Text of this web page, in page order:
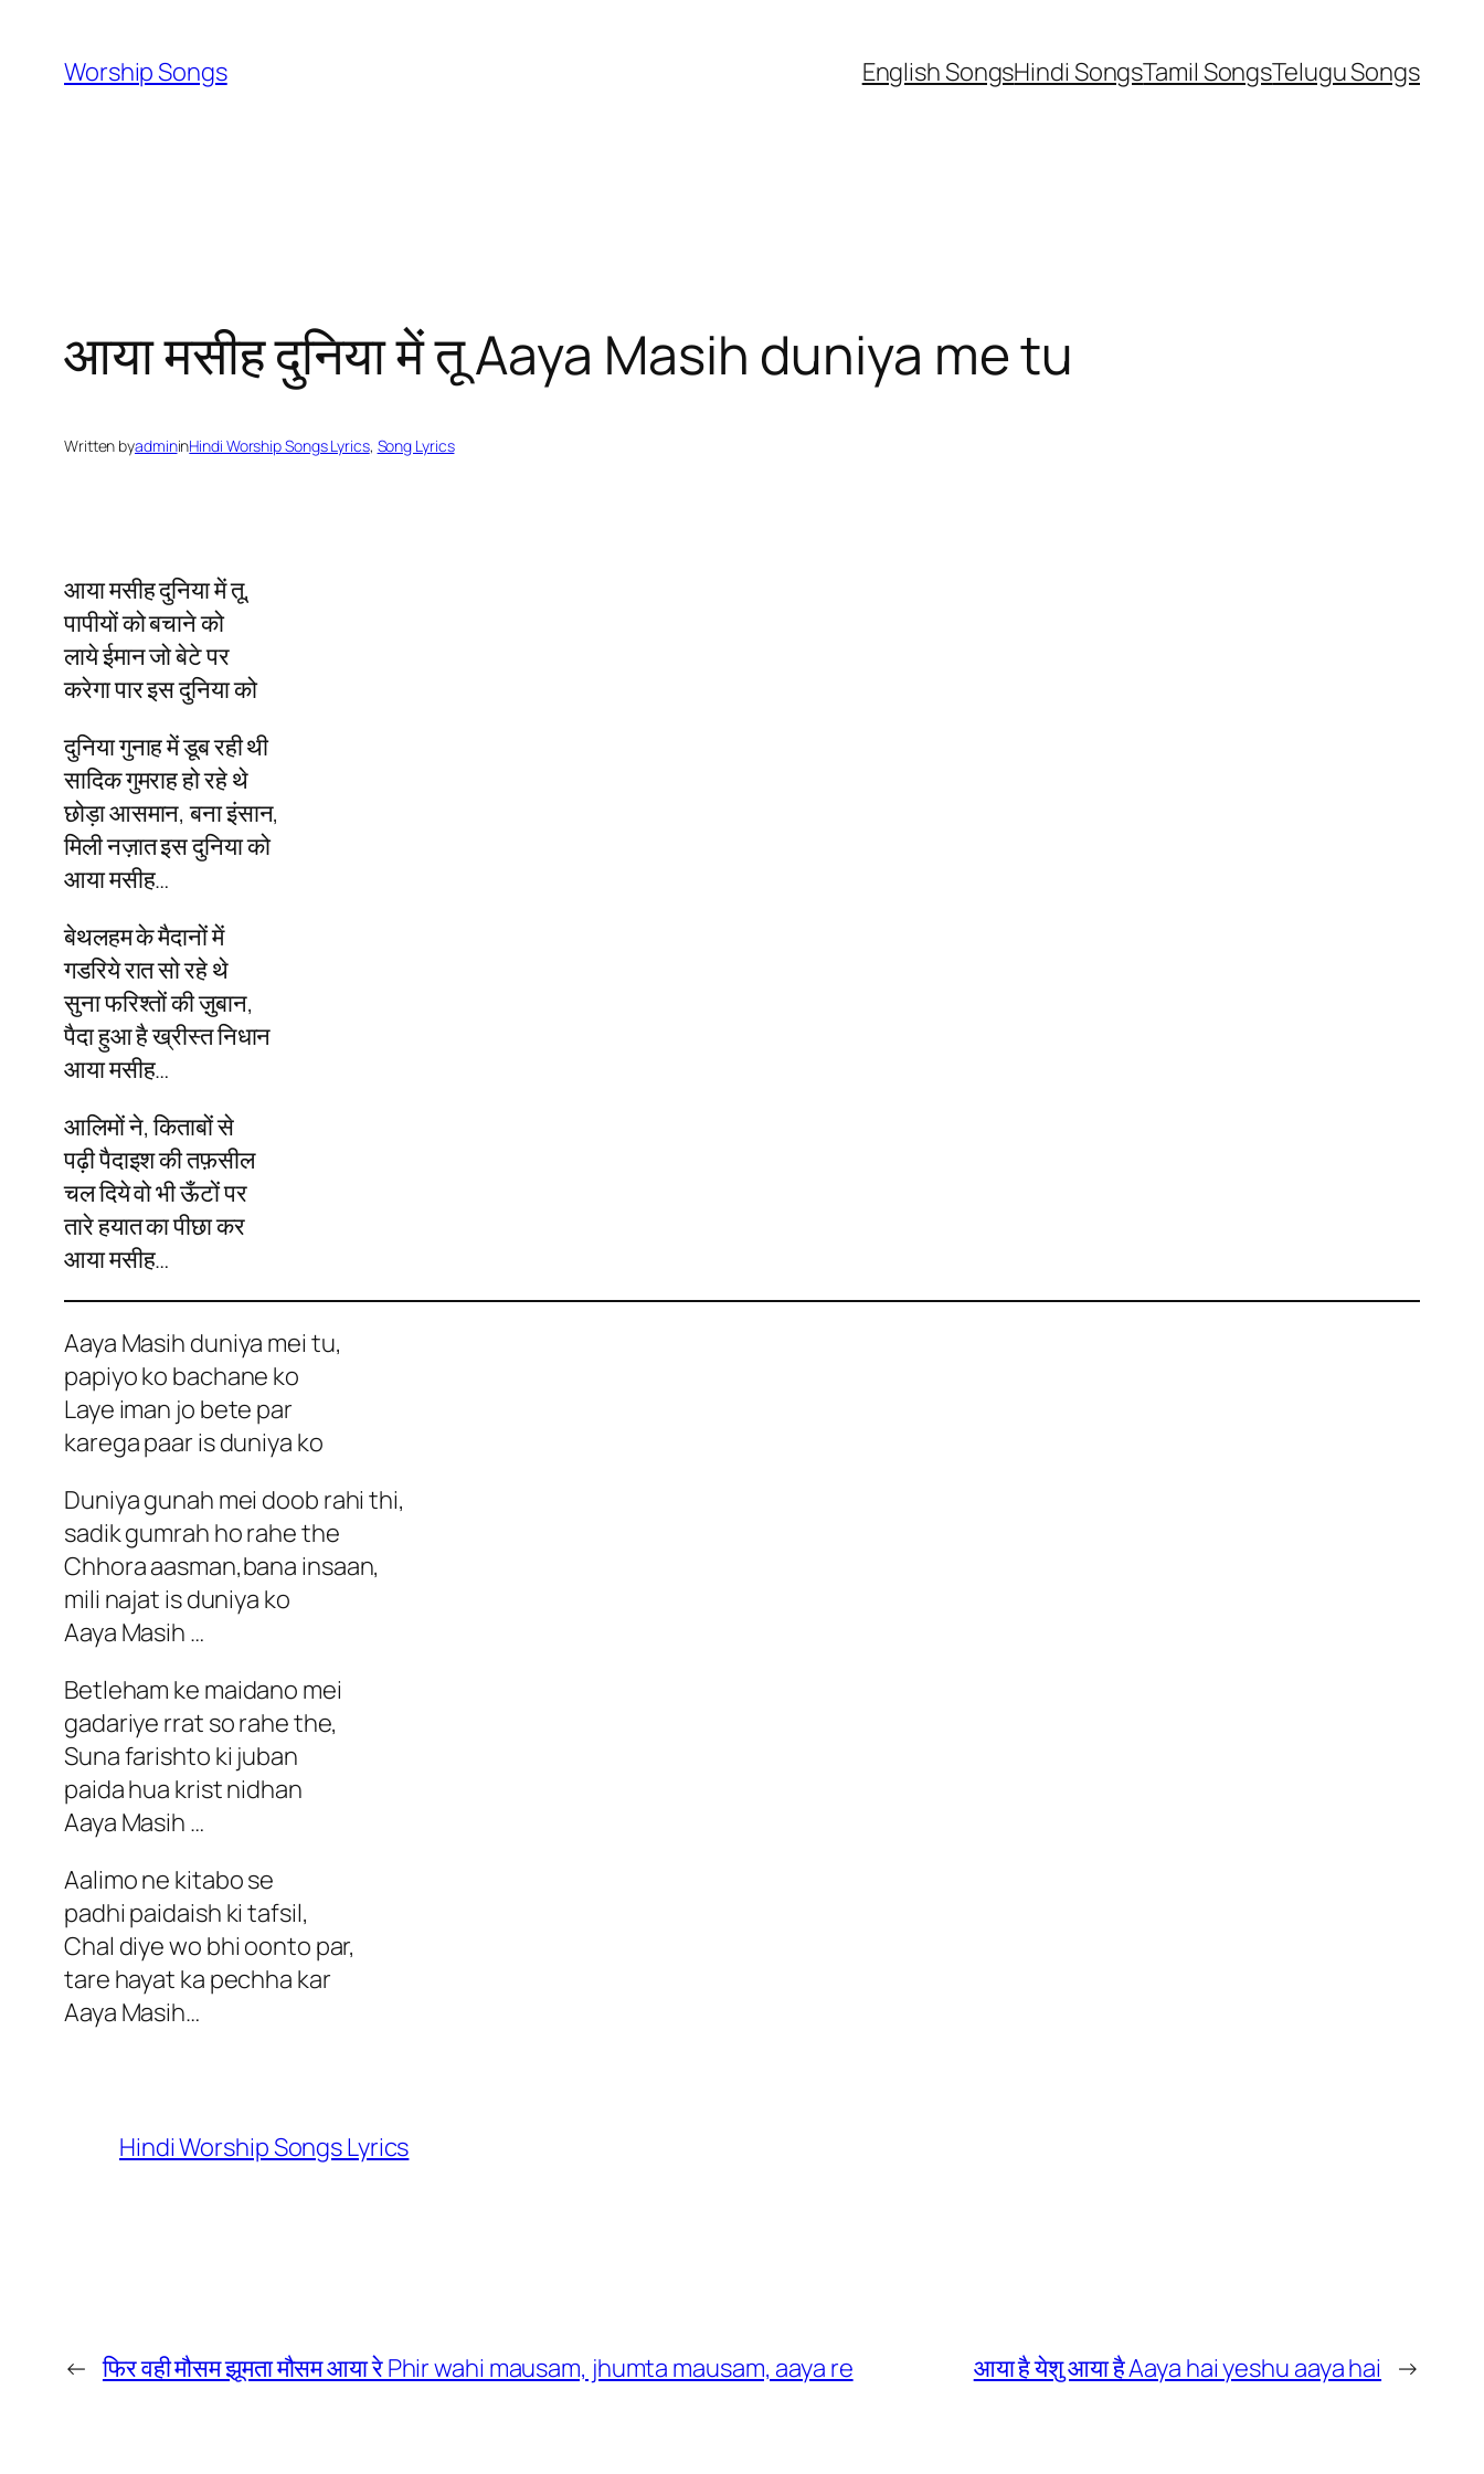
content
Worship Songs English SongsHindi SongsTamil SongsTelugu Songs
आया मसीह दुनिया में तू Aaya Masih duniya me tu
Written byadmininHindi Worship Songs Lyrics, Song Lyrics
आया मसीह दुनिया में तू,
पापीयों को बचाने को
लाये ईमान जो बेटे पर
करेगा पार इस दुनिया को
दुनिया गुनाह में डूब रही थी
सादिक गुमराह हो रहे थे
छोड़ा आसमान, बना इंसान,
मिली नज़ात इस दुनिया को
आया मसीह…
बेथलहम के मैदानों में
गडरिये रात सो रहे थे
सुना फरिश्तों की ज़ुबान,
पैदा हुआ है ख्रीस्त निधान
आया मसीह…
आलिमों ने, किताबों से
पढ़ी पैदाइश की तफ़सील
चल दिये वो भी ऊँटों पर
तारे हयात का पीछा कर
आया मसीह…
Aaya Masih duniya mei tu,
papiyo ko bachane ko
Laye iman jo bete par
karega paar is duniya ko
Duniya gunah mei doob rahi thi,
sadik gumrah ho rahe the
Chhora aasman,bana insaan,
mili najat is duniya ko
Aaya Masih …
Betleham ke maidano mei
gadariye rrat so rahe the,
Suna farishto ki juban
paida hua krist nidhan
Aaya Masih …
Aalimo ne kitabo se
padhi paidaish ki tafsil,
Chal diye wo bhi oonto par,
tare hayat ka pechha kar
Aaya Masih…
Hindi Worship Songs Lyrics
← फिर वही मौसम झूमता मौसम आया रे Phir wahi mausam, jhumta mausam, aaya re आया है येशु आया है Aaya hai yeshu aaya hai →